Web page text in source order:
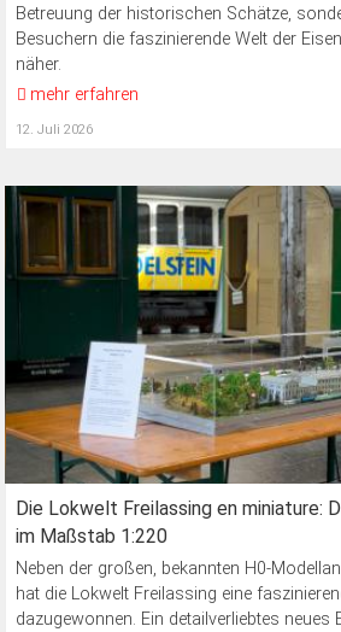
Betreuung der historischen Schätze,
Besuchern die faszinierende Welt der
näher.
mehr erfahren
12. Juli 2026
Die Lokwelt Freilassing en miniature:
im Maßstab 1:220
Neben der großen, bekannten H0-
hat die Lokwelt Freilassing eine
dazugewonnen. Ein detailverliebtes neues